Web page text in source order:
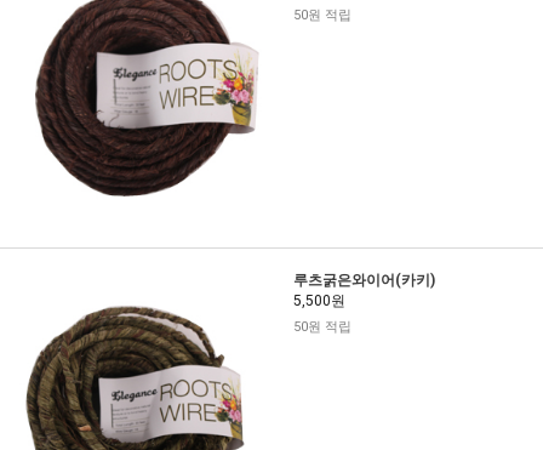
50원 적립
루츠굵은와이어(카키)
5,500원
50원 적립